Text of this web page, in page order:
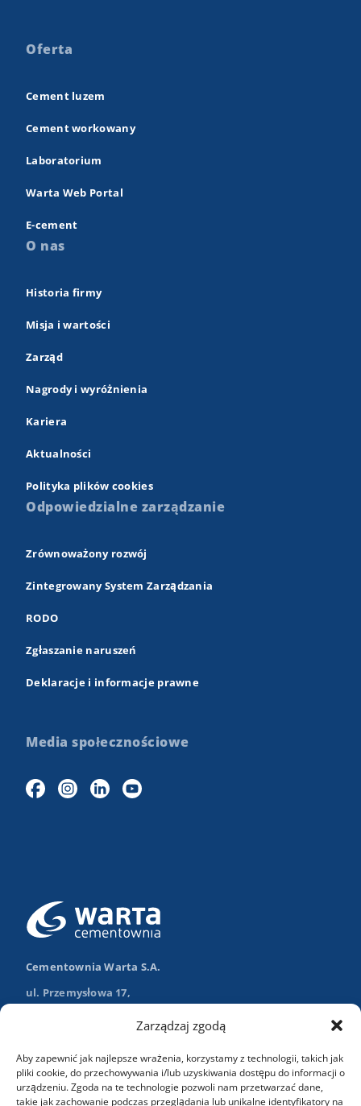
Zarządzaj zgodą
Aby zapewnić jak najlepsze wrażenia, korzystamy z technologii, takich jak
pliki cookie, do przechowywania i/lub uzyskiwania dostępu do informacji o
urządzeniu. Zgoda na te technologie pozwoli nam przetwarzać dane,
takie jak zachowanie podczas przeglądania lub unikalne identyfikatory na
Oferta
Cement luzem
Cement workowany
Laboratorium
Warta Web Portal
E-cement
O nas
Historia firmy
Misja i wartości
Zarząd
Nagrody i wyróżnienia
Kariera
Aktualności
Polityka plików cookies
Odpowiedzialne zarządzanie
Zrównoważony rozwój
Zintegrowany System Zarządzania
RODO
Zgłaszanie naruszeń
Deklaracje i informacje prawne
Media społecznościowe
Cementownia Warta S.A.
ul. Przemysłowa 17,
Nawiguj w Google Maps
+48 (43) 84 13 003
info@wartasa.com.pl